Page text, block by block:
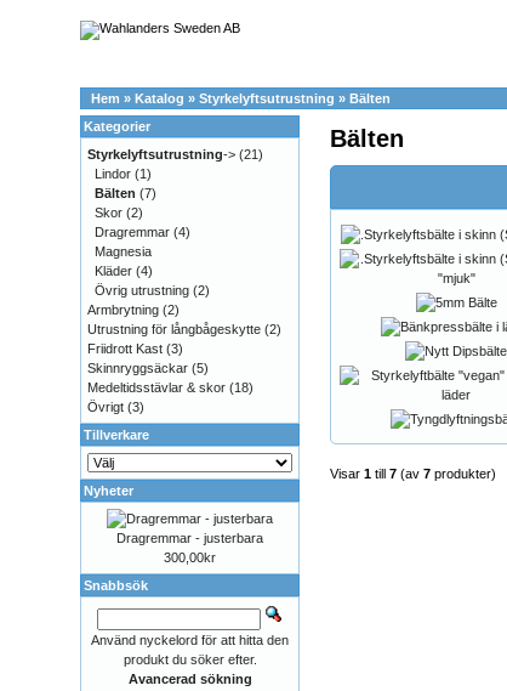
Hem »Katalog »Styrkelyftsutrustning »Bälten
Bälten
Visar1 till7 (av7 produkter)
Kategorier
Styrkelyftsutrustning-> (21)
Lindor (1)
Bälten (7)
Skor (2)
Dragremmar (4)
Magnesia
Kläder (4)
Övrig utrustning (2)
Armbrytning (2)
Utrustning för långbågeskytte (2)
Friidrott Kast (3)
Skinnryggsäckar (5)
Medeltidsstävlar & skor (18)
Övrigt (3)
Tillverkare
Nyheter
Dragremmar - justerbara
300,00kr
Snabbsök
Använd nyckelord för att hitta den
produkt du söker efter.
Avancerad sökning